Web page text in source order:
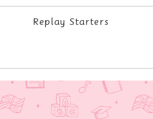
Replay Starters